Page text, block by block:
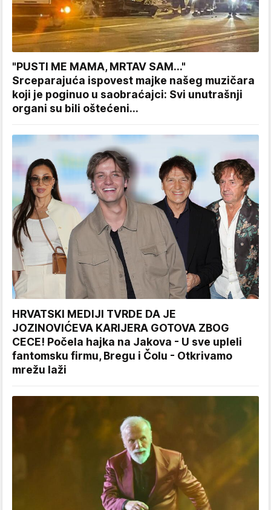
"PUSTI ME MAMA, MRTAV SAM..."
Srceparajuća ispovest majke našeg muzičara
koji je poginuo u saobraćajci: Svi unutrašnji
organi su bili oštećeni...
HRVATSKI MEDIJI TVRDE DA JE
JOZINOVIĆEVA KARIJERA GOTOVA ZBOG
CECE! Počela hajka na Jakova - U sve upleli
fantomsku firmu, Bregu i Čolu - Otkrivamo
mrežu laži